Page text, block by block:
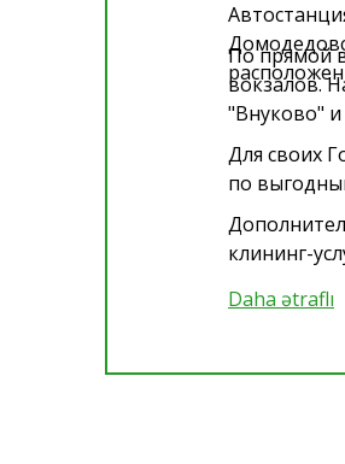
По прямой
вокзалов.
"Внуково" и
Для своих
по
клининг-
Daha ətraflı